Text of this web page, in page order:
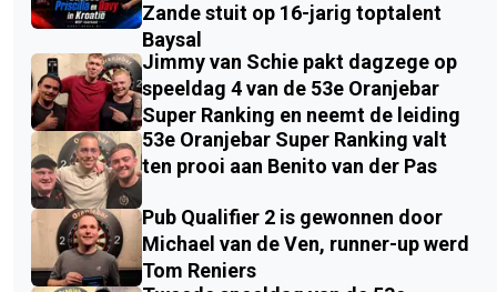
Zande stuit op 16-jarig toptalent
Baysal
Jimmy van Schie pakt dagzege op
speeldag 4 van de 53e Oranjebar
Super Ranking en neemt de leiding
53e Oranjebar Super Ranking valt
ten prooi aan Benito van der Pas
Pub Qualifier 2 is gewonnen door
Michael van de Ven, runner-up werd
Tom Reniers